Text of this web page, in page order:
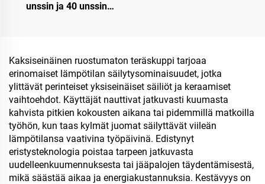
unssin ja 40 unssin
kääntyvällä
pajonillakannella,
ruostumaton teräksinen
matkamuki kädellä,
kuumalle ja kylmälle
Kaksiseinäinen ruostumaton teräskuppi tarjoaa
erinomaiset lämpötilan säilytysominaisuudet, jotka
ylittävät perinteiset yksiseinäiset säiliöt ja keraamiset
vaihtoehdot. Käyttäjät nauttivat jatkuvasti kuumasta
kahvista pitkien kokousten aikana tai pidemmillä matkoilla
työhön, kun taas kylmät juomat säilyttävät viileän
lämpötilansa vaativina työpäivinä. Edistynyt
eristysteknologia poistaa tarpeen jatkuvasta
uudelleenkuumennuksesta tai jääpalojen täydentämisestä,
mikä säästää aikaa ja energiakustannuksia. Kestävyys on